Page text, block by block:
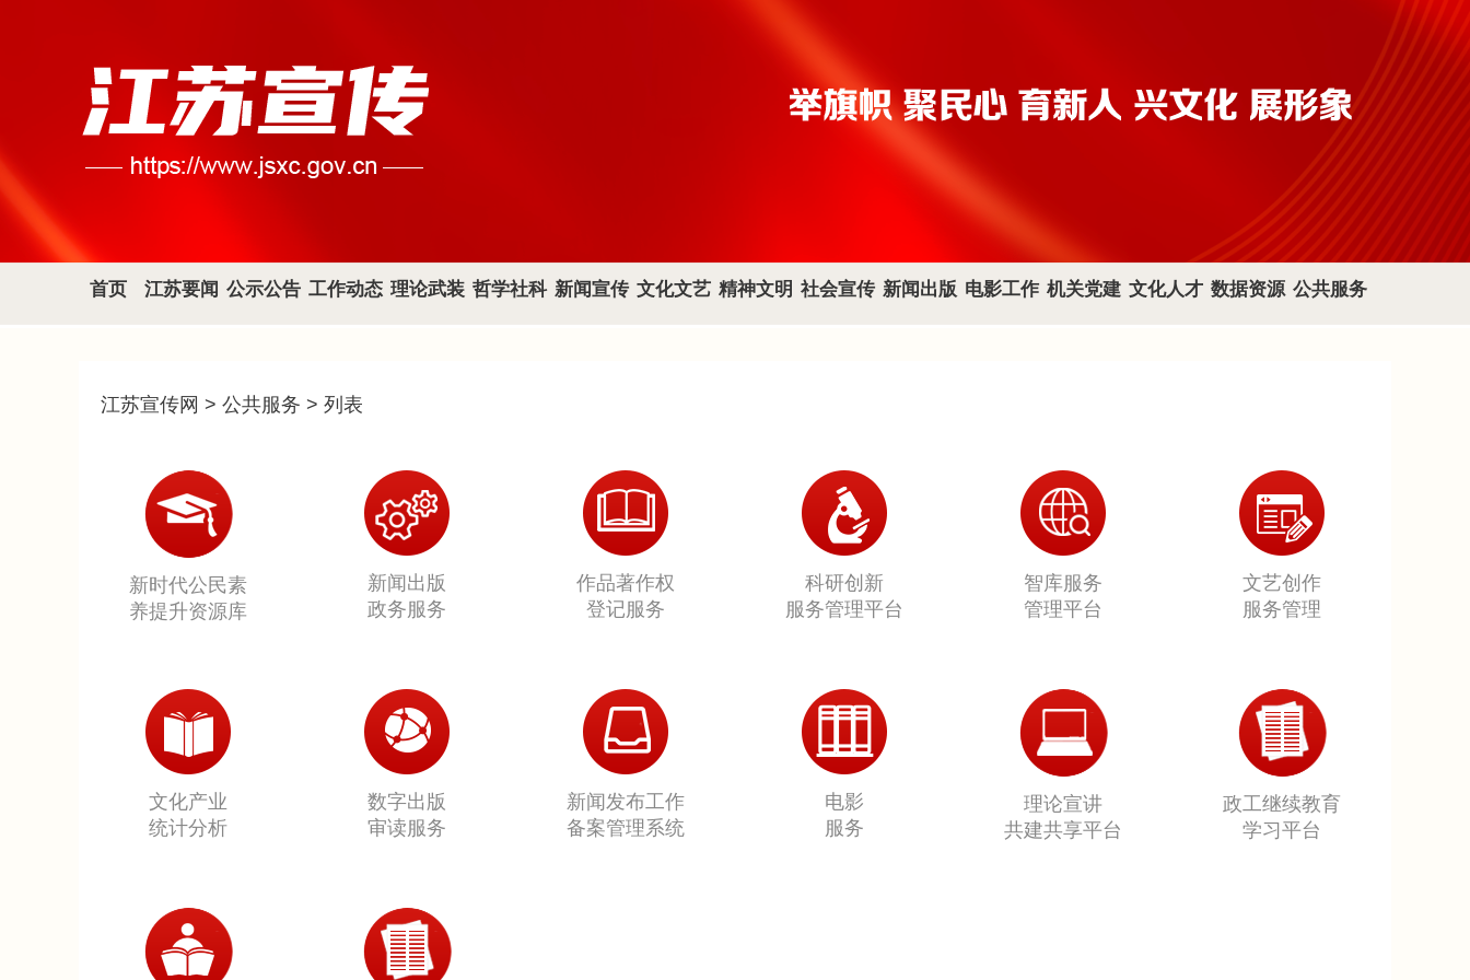
首页 江苏要闻 公示公告 工作动态 理论武装 哲学社科 新闻宣传 文化文艺 精神文明 社会宣传 新闻出版 电影工作 机关党建 文化人才 数据资源 公共服务
江苏宣传网 > 公共服务 > 列表
新时代公民素
养提升资源库
新闻出版
政务服务
作品著作权
登记服务
科研创新
服务管理平台
智库服务
管理平台
文艺创作
服务管理
文化产业
统计分析
数字出版
审读服务
新闻发布工作
备案管理系统
电影
服务
理论宣讲
共建共享平台
政工继续教育
学习平台